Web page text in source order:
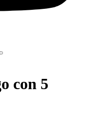
con 5